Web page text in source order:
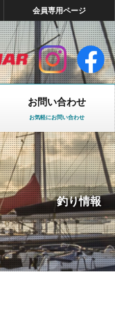
会員専用ページ
お問い合わせ
お気軽にお問い合わせ
釣り情報